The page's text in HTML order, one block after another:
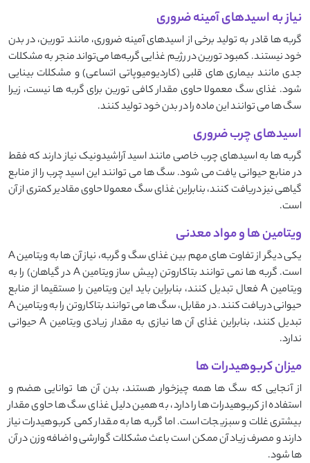
نیاز به اسیدهای آمینه ضروری
گربه ‌ها قادر به تولید برخی از اسیدهای آمینه ضروری، مانند تورین، در بدن
خود نیستند. کمبود تورین در رژیم غذایی گربه‌ها می‌تواند منجر به مشکلات
جدی مانند بیماری ‌های قلبی (کاردیومیوپاتی اتساعی) و مشکلات بینایی
شود. غذای سگ معمولا حاوی مقدار کافی تورین برای گربه‌ ها نیست، زیرا
سگ‌ ها می ‌توانند این ماده را در بدن خود تولید کنند.
اسیدهای چرب ضروری
گربه‌ ها به اسیدهای چرب خاصی مانند اسید آراشیدونیک نیاز دارند که فقط
در منابع حیوانی یافت می‌ شود. سگ‌ ها می‌ توانند این اسید چرب را از منابع
گیاهی نیز دریافت کنند، بنابراین غذای سگ معمولا حاوی مقادیر کمتری از آن
است.
ویتامین‌ ها و مواد معدنی
یکی دیگر از تفاوت ‌های مهم بین غذای سگ و گربه، نیاز آن‌ ها به ویتامین A
است. گربه‌ ها نمی ‌توانند بتاکاروتن (پیش ‌ساز ویتامین A در گیاهان) را به
ویتامین A فعال تبدیل کنند، بنابراین باید این ویتامین را مستقیما از منابع
حیوانی دریافت کنند. در مقابل، سگ‌ ها می‌ توانند بتاکاروتن را به ویتامین A
تبدیل کنند، بنابراین غذای آن ‌ها نیازی به مقدار زیادی ویتامین A حیوانی
ندارد.
میزان کربوهیدرات‌ ها
از آنجایی که سگ‌ ها همه ‌چیزخوار هستند، بدن آن‌ ها توانایی هضم و
استفاده از کربوهیدرات ‌ها را دارد، به همین دلیل غذای سگ ‌ها حاوی مقدار
بیشتری غلات و سبزیجات است. اما گربه‌ ها به مقدار کمی کربوهیدرات نیاز
دارند و مصرف زیاد آن ممکن است باعث مشکلات گوارشی و اضافه‌ وزن در آن
‌ها شود.